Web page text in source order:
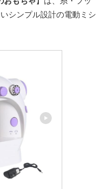
シンプル設計の電動ミシ